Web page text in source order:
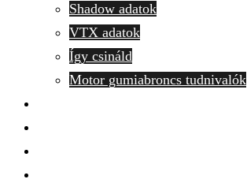
Shadow adatok
VTX adatok
Így csináld
Motor gumiabroncs tudnivalók